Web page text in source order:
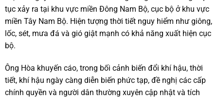
tục xảy ra tại khu vực miền Đông Nam Bộ, cục bộ ở khu vực
miền Tây Nam Bộ. Hiện tượng thời tiết nguy hiểm như giông,
lốc, sét, mưa đá và gió giật mạnh có khả năng xuất hiện cục
bộ.
Ông Hòa khuyến cáo, trong bối cảnh biến đổi khí hậu, thời
tiết, khí hậu ngày càng diễn biến phức tạp, đề nghị các cấp
chính quyền và người dân thường xuyên cập nhật và tích